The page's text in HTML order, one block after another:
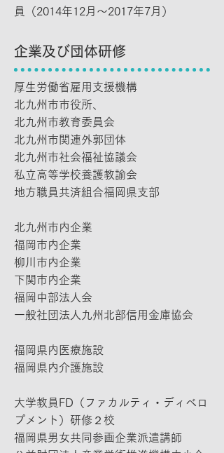
員（2014年12月～2017年7月）
企業及び団体研修
厚生労働省雇用支援機構
北九州市市役所、
北九州市教育委員会
北九州市関連外郭団体
北九州市社会福祉協議会
私立高等学校養護教諭会
地方職員共済組合福岡県支部
北九州市内企業
福岡市内企業
柳川市内企業
下関市内企業
福岡中部法人会
一般社団法人九州北部信用金庫協会
福岡県内医療施設
福岡県内介護施設
大学教員FD（ファカルティ・ディベロ
プメント）研修２校
福岡県男女共同参画企業派遣講師